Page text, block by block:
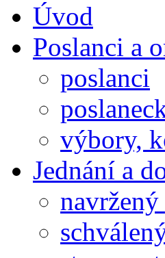
Úvod
Poslanci a
poslanci
výbory,
Jednání a
navržený